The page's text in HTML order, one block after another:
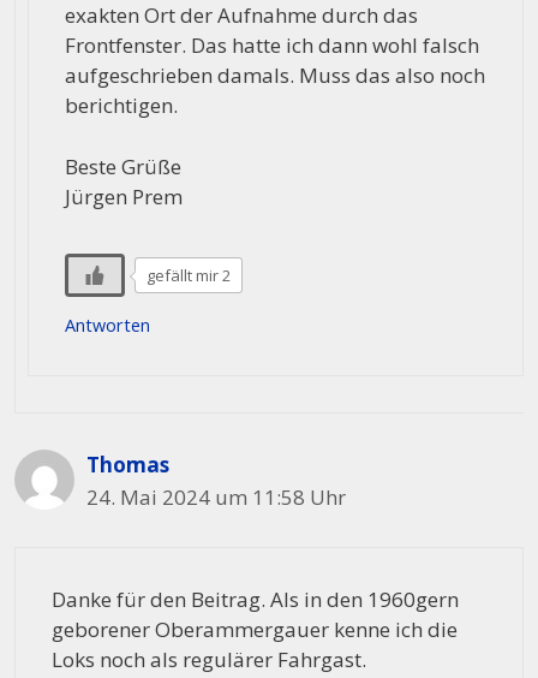
exakten Ort der Aufnahme durch das
Frontfenster. Das hatte ich dann wohl falsch
aufgeschrieben damals. Muss das also noch
berichtigen.
Beste Grüße
Jürgen Prem
gefällt mir 2
Antworten
Thomas
24. Mai 2024 um 11:58 Uhr
Danke für den Beitrag. Als in den 1960gern
geborener Oberammergauer kenne ich die
Loks noch als regulärer Fahrgast.